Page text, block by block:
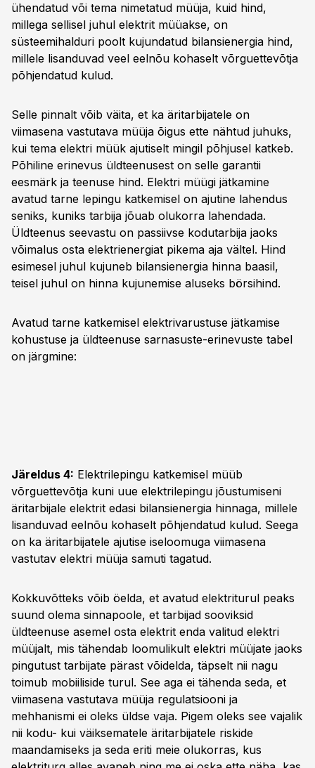
ühendatud või tema nimetatud müüja, kuid hind,
millega sellisel juhul elektrit müüakse, on
süsteemihalduri poolt kujundatud bilansienergia hind,
millele lisanduvad veel eelnõu kohaselt võrguettevõtja
põhjendatud kulud.
Selle pinnalt võib väita, et ka äritarbijatele on
viimasena vastutava müüja õigus ette nähtud juhuks,
kui tema elektri müük ajutiselt mingil põhjusel katkeb.
Põhiline erinevus üldteenusest on selle garantii
eesmärk ja teenuse hind. Elektri müügi jätkamine
avatud tarne lepingu katkemisel on ajutine lahendus
seniks, kuniks tarbija jõuab olukorra lahendada.
Üldteenus seevastu on passiivse kodutarbija jaoks
võimalus osta elektrienergiat pikema aja vältel. Hind
esimesel juhul kujuneb bilansienergia hinna baasil,
teisel juhul on hinna kujunemise aluseks börsihind.
Avatud tarne katkemisel elektrivarustuse jätkamise
kohustuse ja üldteenuse sarnasuste-erinevuste tabel
on järgmine:
Järeldus 4: Elektrilepingu katkemisel müüb
võrguettevõtja kuni uue elektrilepingu jõustumiseni
äritarbijale elektrit edasi bilansienergia hinnaga, millele
lisanduvad eelnõu kohaselt põhjendatud kulud. Seega
on ka äritarbijatele ajutise iseloomuga viimasena
vastutav elektri müüja samuti tagatud.
Kokkuvõtteks võib öelda, et avatud elektriturul peaks
suund olema sinnapoole, et tarbijad sooviksid
üldteenuse asemel osta elektrit enda valitud elektri
müüjalt, mis tähendab loomulikult elektri müüjate jaoks
pingutust tarbijate pärast võidelda, täpselt nii nagu
toimub mobiiliside turul. See aga ei tähenda seda, et
viimasena vastutava müüja regulatsiooni ja
mehhanismi ei oleks üldse vaja. Pigem oleks see vajalik
nii kodu- kui väiksematele äritarbijatele riskide
maandamiseks ja seda eriti meie olukorras, kus